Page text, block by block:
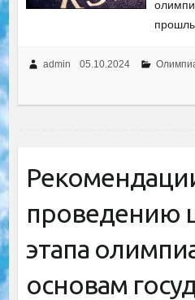
admin 05.10.2024
проведению
этапа
основам